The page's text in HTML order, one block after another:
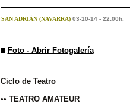
SAN ADRIÁN (NAVARRA) 03-10-14 - 22:00h.
Foto - Abrir Fotogalería
Ciclo de Teatro
•• TEATRO AMATEUR